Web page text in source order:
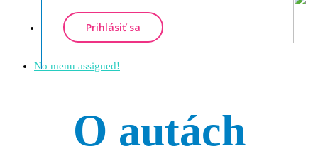
Prihlásiť sa
No menu assigned!
O autách